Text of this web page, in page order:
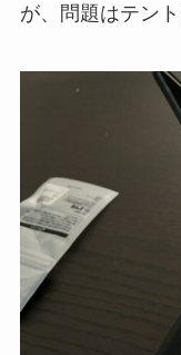
が、問題はテン